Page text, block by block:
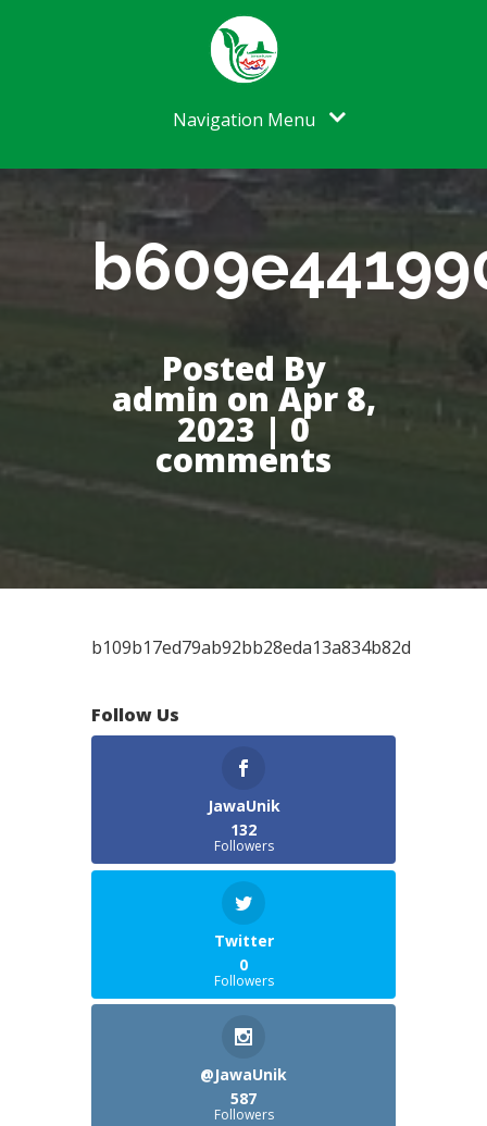
Navigation Menu
Posted By
admin on Apr 8,
2023 | 0
comments
b109b17ed79ab92bb28eda13a834b82d
Follow Us
JawaUnik
132
Followers
Twitter
0
Followers
@JawaUnik
587
Followers